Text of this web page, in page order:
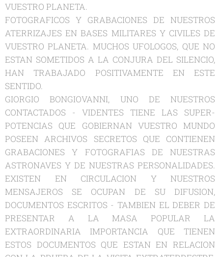
VUESTRO PLANETA.
FOTOGRAFICOS Y GRABACIONES DE NUESTROS
ATERRIZAJES EN BASES MILITARES Y CIVILES DE
VUESTRO PLANETA. MUCHOS UFOLOGOS, QUE NO
ESTAN SOMETIDOS A LA CONJURA DEL SILENCIO,
HAN TRABAJADO POSITIVAMENTE EN ESTE
SENTIDO.
GIORGIO BONGIOVANNI, UNO DE NUESTROS
CONTACTADOS - VIDENTES TIENE LAS SUPER-
POTENCIAS QUE GOBIERNAN VUESTRO MUNDO
POSEEN ARCHIVOS SECRETOS QUE CONTIENEN
GRABACIONES Y FOTOGRAFIAS DE NUESTRAS
ASTRONAVES Y DE NUESTRAS PERSONALIDADES.
EXISTEN EN CIRCULACION Y NUESTROS
MENSAJEROS SE OCUPAN DE SU DIFUSION,
DOCUMENTOS ESCRITOS - TAMBIEN EL DEBER DE
PRESENTAR A LA MASA POPULAR LA
EXTRAORDINARIA IMPORTANCIA QUE TIENEN
ESTOS DOCUMENTOS QUE ESTAN EN RELACION